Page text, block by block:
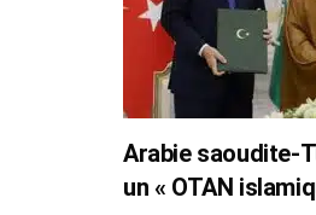
Arabie saoudite-
un « OTAN